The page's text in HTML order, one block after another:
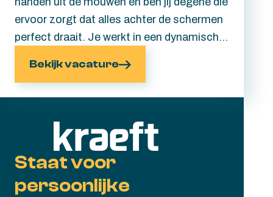
ervoor zorgt dat alles achter de schermen
perfect draait. Je werkt in een dynamisch
rondom de ontwikkeling van onbemande
luchtvaartsystemen strak en soepel.
Bekijk vacature
Staat voor
persoonlijke